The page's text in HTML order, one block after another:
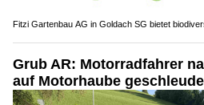
Fitzi Gartenbau AG in Goldach SG bietet
Grub AR: Motorradfahrer
auf Motorhaube